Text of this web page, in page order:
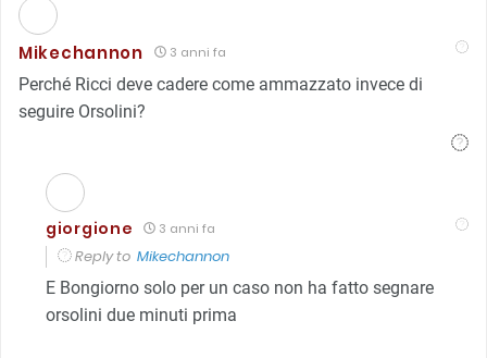
Mikechannon 3 anni fa
Perché Ricci deve cadere come ammazzato invece di
seguire Orsolini?
giorgione 3 anni fa
Reply to Mikechannon
E Bongiorno solo per un caso non ha fatto segnare
orsolini due minuti prima